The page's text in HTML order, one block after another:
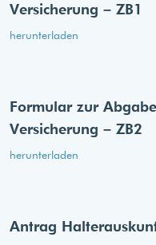
Versicherung – ZB1
herunterladen
Formular zur
Versicherung – ZB2
herunterladen
Antrag